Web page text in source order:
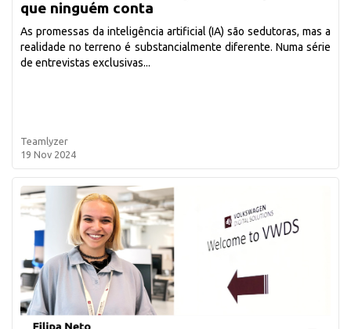
que ninguém conta
As promessas da inteligência artificial (IA) são sedutoras, mas a
realidade no terreno é substancialmente diferente. Numa série
de entrevistas exclusivas...
Teamlyzer
19 Nov 2024